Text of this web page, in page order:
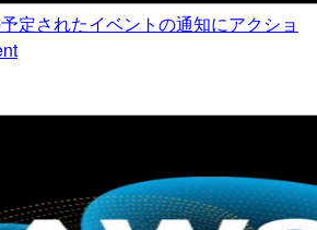
定されたイベントの通知にアクショ